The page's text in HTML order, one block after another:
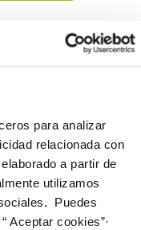
para analizar
relacionada con
a partir de
utilizamos
Puedes
Aceptar cookies”·
33 de 102